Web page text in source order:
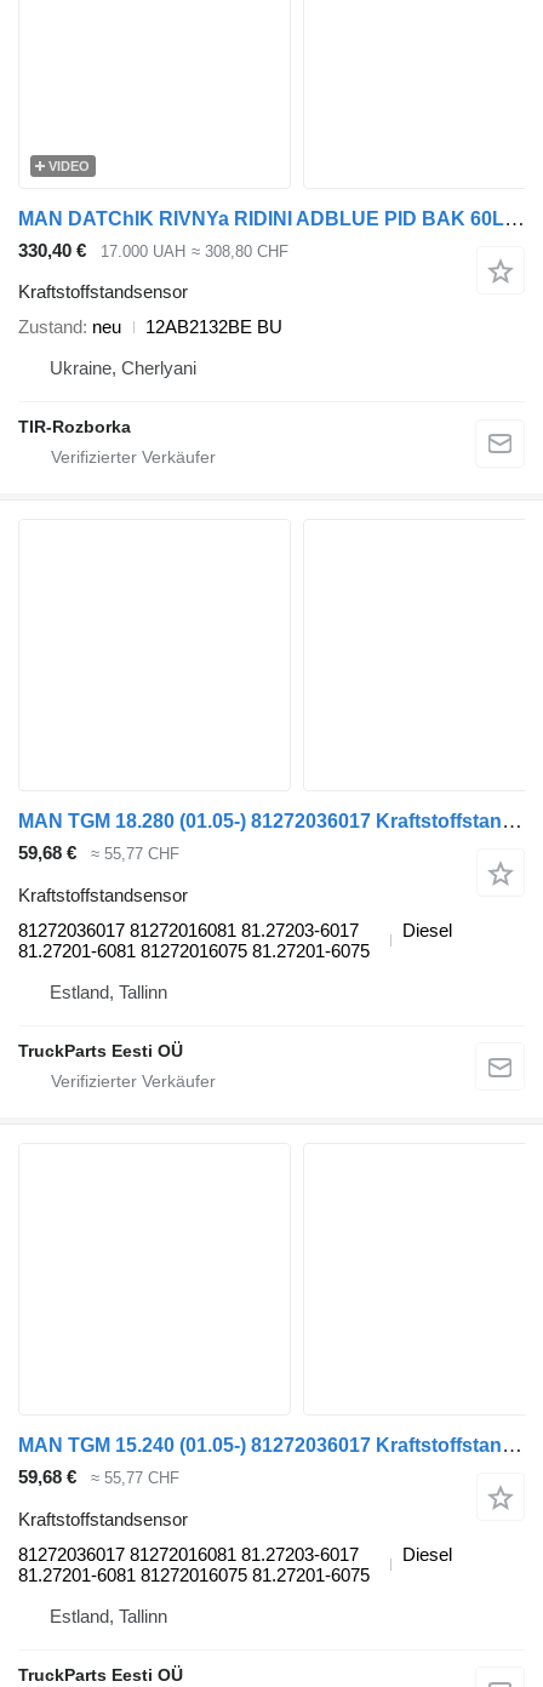
VIDEO
MAN DATChIK RIVNYa RIDINI ADBLUE PID BAK 60L MAN EURO 6 81154086095 12AB2132BE BU Kraftstoffstandsensor für MAN TGS, TGX Sattelzugmaschine
330,40 € 17.000 UAH ≈ 308,80 CHF
Kraftstoffstandsensor
Zustand neu
12AB2132BE BU
Ukraine, Cherlyani
TIR-Rozborka
MAN TGM 18.280 (01.05-) 81272036017 Kraftstoffstandsensor für MAN TGL, TGM, TGS, TGX (2005-2021) Sattelzugmaschine
59,68 € ≈ 55,77 CHF
Kraftstoffstandsensor
81272036017 81272016081 81.27203-6017
81.27201-6081 81272016075 81.27201-6075
Diesel
Estland, Tallinn
TruckParts Eesti OÜ
MAN TGM 15.240 (01.05-) 81272036017 Kraftstoffstandsensor für MAN TGL, TGM, TGS, TGX (2005-2021) Sattelzugmaschine
59,68 € ≈ 55,77 CHF
Kraftstoffstandsensor
81272036017 81272016081 81.27203-6017
81.27201-6081 81272016075 81.27201-6075
Diesel
Estland, Tallinn
TruckParts Eesti OÜ